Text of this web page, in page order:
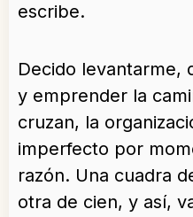
escribe.
Decido levantarme,
y emprender la
cruzan, la
imperfecto por
razón. Una cuadra
otra de cien, y así,